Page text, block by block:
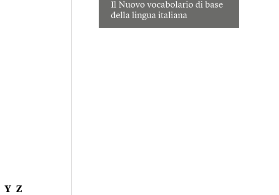
Il Nuovo vocabolario di base
della lingua italiana
Y Z